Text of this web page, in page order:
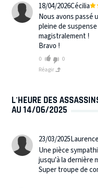
18/04/2026Cécilia
Nous avons passé
pleine de
magistralement !
Bravo !
0
0
Réagir
L'HEURE DES
AU 14/06/2025
23/03/2025Laurence
Une pièce
jusqu'à la dernière
Super troupe de